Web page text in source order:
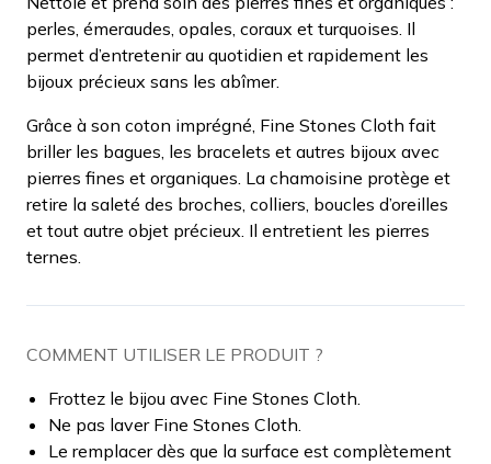
perles, émeraudes, opales, coraux et turquoises. Il
permet d’entretenir au quotidien et rapidement les
bijoux précieux sans les abîmer.
Grâce à son coton imprégné, Fine Stones Cloth fait
briller les bagues, les bracelets et autres bijoux avec
pierres fines et organiques. La chamoisine protège et
retire la saleté des broches, colliers, boucles d’oreilles
et tout autre objet précieux. Il entretient les pierres
ternes.
COMMENT UTILISER LE PRODUIT ?
Frottez le bijou avec Fine Stones Cloth.
Ne pas laver Fine Stones Cloth.
Le remplacer dès que la surface est complètement